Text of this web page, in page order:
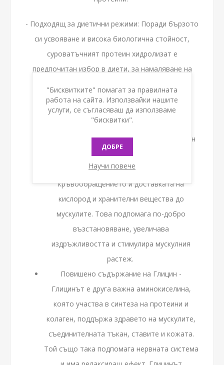
- Подходящ за диетични режими: Поради бързото
си усвояване и висока биологична стойност,
суроватъчният протеин хидролизат е
предпочитан избор в диети, за намаляване на
Повишено съдържание на L-аргинин - L-
аргининът е аминокиселина, която играе
ключова роля в производството на азотен
оксид. Азотният оксид разширява
кръвоносните съдове, което подобрява
кръвообращението и доставката на
кислород и хранителни вещества до
мускулите. Това подпомага по-добро
възстановяване, увеличава
издръжливостта и стимулира мускулния
растеж.
Повишено съдържание на Глицин -
Глицинът е друга важна аминокиселина,
която участва в синтеза на протеини и
колаген, поддържа здравето на мускулите,
съединителната тъкан, ставите и кожата.
Той също така подпомага нервната система
"Бисквитките" помагат за правилната
работа на сайта. Използвайки нашите
услуги, се съгласяваш да използваме
"бисквитки".
ДОБРЕ
Научи повече